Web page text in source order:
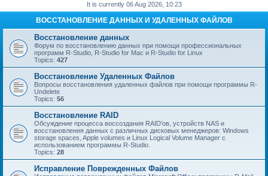
r
It is currently 06 Aug 2026, 10:23
ВОССТАНОВЛЕНИЕ ДАННЫХ И УДАЛЕННЫХ ФАЙЛОВ
Восстановление данных
Форум по восстановлению данных при помощи профессиональных
программ R-Studio, R-Studio for Mac и R-Studio for Linux
Topics: 427
Восстановление Удаленных Файлов
Вопросы восстановления удаленных файлов при помощи программы R-
Undelete
Topics: 56
Восстановление RAID
Обсуждение процесса воссоздания RAID'ов, устройств NAS и
восстановления данных с различных дисковых менеджеров: Windows
storage spaces, Apple volumes и Linux Logical Volume Manager с
использованием программы R-Studio.
Topics: 28
Исправление Поврежденных Файлов